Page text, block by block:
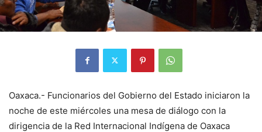
Oaxaca.- Funcionarios del Gobierno del Estado iniciaron la
noche de este miércoles una mesa de diálogo con la
dirigencia de la Red Internacional Indígena de Oaxaca